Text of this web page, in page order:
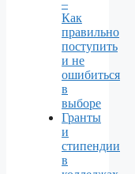
–
Как
правильно
поступить
и не
ошибиться
в
выборе
Гранты
и
стипендии
в